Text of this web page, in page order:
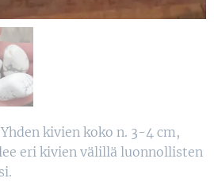
kivien koko n. 3-4 cm,
eri kivien välillä luonnollisten